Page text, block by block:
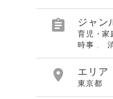
 ジャン
育児・家
時事
 エリア
東京都